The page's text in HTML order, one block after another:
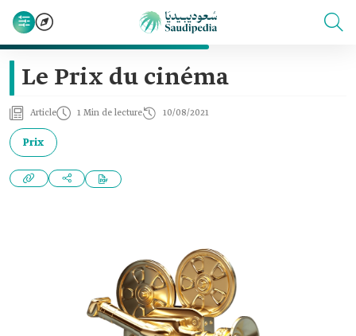
Le Prix du cinéma
Article 1 Min de lecture 10/08/2021
Prix